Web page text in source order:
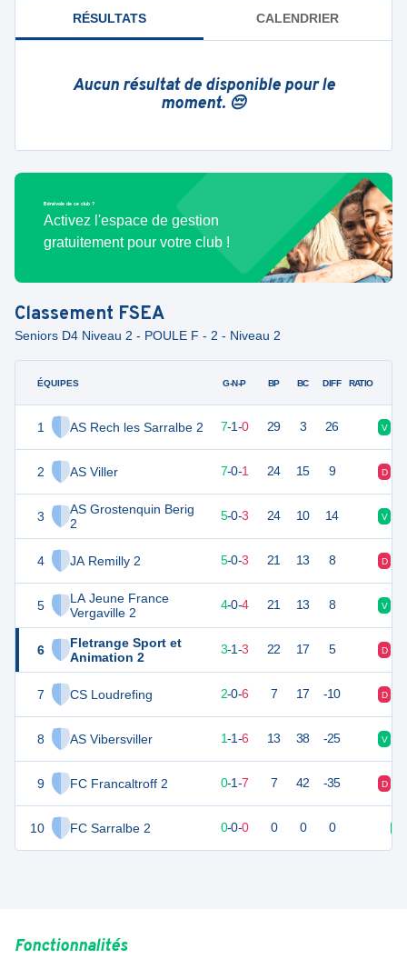
RÉSULTATS CALENDRIER
Aucun résultat de disponible pour le
moment. 😔
Bénévole de ce club ?
Activez l'espace de gestion
gratuitement pour votre club !
Classement FSEA
Seniors D4 Niveau 2 - POULE F - 2 - Niveau 2
ÉQUIPES
1 AS Rech les Sarralbe 2
2 AS Viller
3
AS Grostenquin Berig
2
4 JA Remilly 2
5
LA Jeune France
Vergaville 2
6
Fletrange Sport et
Animation 2
7 CS Loudrefing
8 AS Vibersviller
9 FC Francaltroff 2
10 FC Sarralbe 2
G-N-P BP BC DIFF RATIO
22 8 7-1-0 29 3 26 V
7-0-1 24 15 9 D
15 8 5-0-3 24 10 14 V
5-0-3 21 13 8 D
12 4-0-4 21 13 8 V
9 3-1-3 22 17 5 D
2-0-6 7 17 -10 D
1-1-6 13 38 -25 V
1 0-1-7 7 42 -35 D
0-0-0 0 0 0
Fonctionnalités